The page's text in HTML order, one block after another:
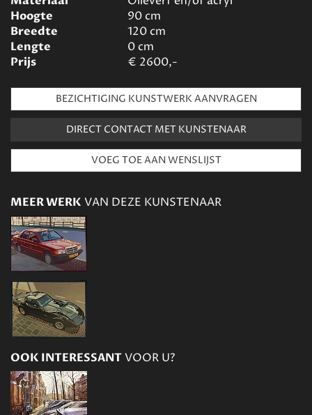
Hoogte
90cm
Breedte
120cm
Lengte
0cm
Prijs
€ 2600,-
BEZICHTIGING KUNSTWERK AANVRAGEN
DIRECT CONTACT MET KUNSTENAAR
MEER WERK VAN DEZE KUNSTENAAR
OOK INTERESSANTVOOR U?